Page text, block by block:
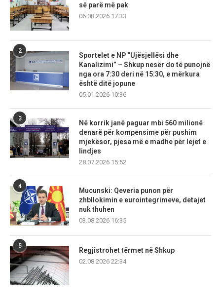
së parë më pak
06.08.2026 17:33
2
Sportelet e NP “Ujësjellësi dhe
Kanalizimi” – Shkup nesër do të punojnë
nga ora 7:30 deri në 15:30, e mërkura
është ditë jopune
05.01.2026 10:36
3
Në korrik janë paguar mbi 560 milionë
denarë për kompensime për pushim
mjekësor, pjesa më e madhe për lejet e
lindjes
28.07.2026 15:52
4
Mucunski: Qeveria punon për
zhbllokimin e eurointegrimeve, detajet
nuk thuhen
03.08.2026 16:35
5
Regjistrohet tërmet në Shkup
02.08.2026 22:34